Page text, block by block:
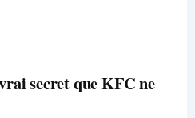
secret que KFC ne